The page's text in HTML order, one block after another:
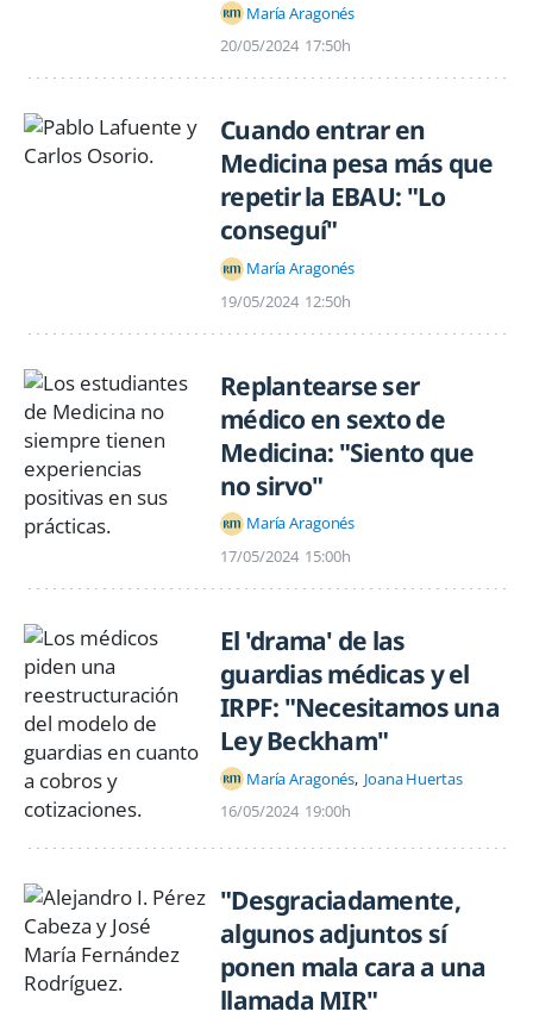
María Aragonés
20/05/2024 17:50h
Cuando entrar en
Medicina pesa más que
repetir la EBAU: "Lo
conseguí"
María Aragonés
19/05/2024 12:50h
Replantearse ser
médico en sexto de
Medicina: "Siento que
no sirvo"
María Aragonés
17/05/2024 15:00h
El 'drama' de las
guardias médicas y el
IRPF: "Necesitamos una
Ley Beckham"
María Aragonés Joana Huertas
16/05/2024 19:00h
"Desgraciadamente,
algunos adjuntos sí
ponen mala cara a una
llamada MIR"